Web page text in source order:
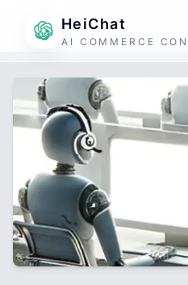
HeiChat
AI COMMERCE